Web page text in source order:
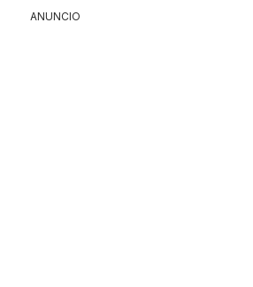
ANUNCIO